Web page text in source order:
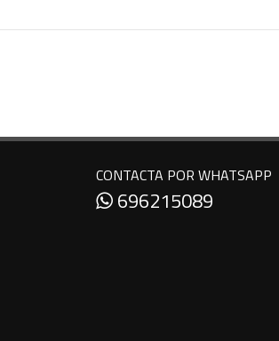
CONTACTA POR WHATSAPP
696215089